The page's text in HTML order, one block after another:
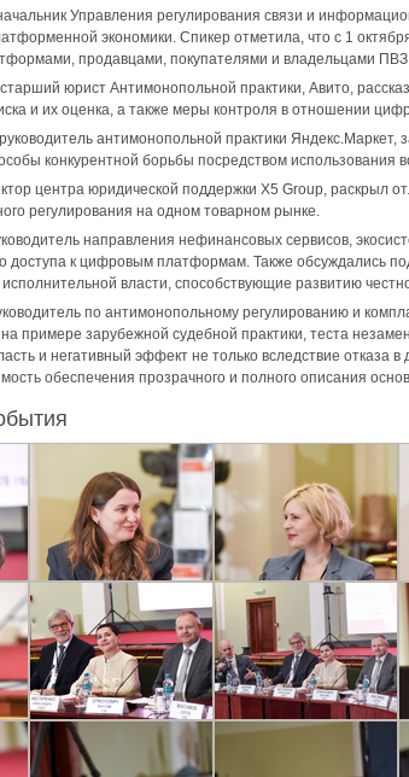
Управления регулирования связи и
экономики. Спикер отметила, что с 1
продавцами, покупателями и владельцами
юрист Антимонопольной практики, Авито,
и их оценка, а также меры контроля в отношении
антимонопольной практики
конкурентной борьбы посредством
центра юридической поддержки X5 Group, раскрыл
регулирования на одном товарном рынке.
направления нефинансовых сервисов,
доступа к цифровым платформам. Также обсуждались
власти, способствующие развитию
по антимонопольному регулированию и
примере зарубежной судебной практики, теста
и негативный эффект не только вследствие отказа
обеспечения прозрачного и полного описания